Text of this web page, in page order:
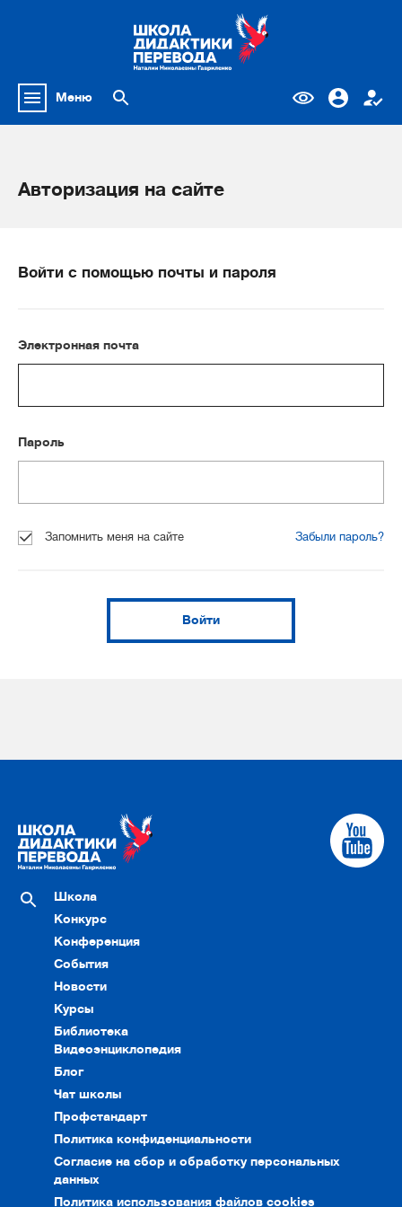
Меню
Авторизация на сайте
Войти с помощью почты и пароля
Электронная почта
Пароль
Запомнить меня на сайте Забыли пароль?
Войти
Школа
Конкурс
Конференция
События
Новости
Курсы
Библиотека
Видеоэнциклопедия
Блог
Чат школы
Профстандарт
Политика конфиденциальности
Согласие на сбор и обработку персональных
данных
Политика использования файлов cookies